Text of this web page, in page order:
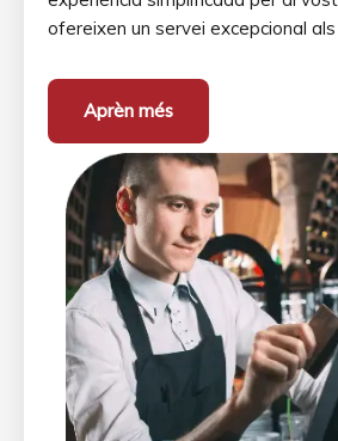
ofereixen un servei excepcional
Aprèn més